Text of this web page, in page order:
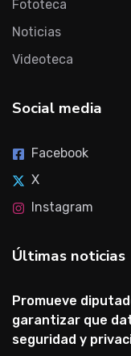
Fototeca
Noticias
Videoteca
Social media
Facebook
X
Instagram
Últimas noticias
Promueve
garantizar que
seguridad y